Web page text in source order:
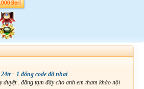
Beri
1 đống code đã nhai
. đăng tạm đây cho anh em tham khảo nội